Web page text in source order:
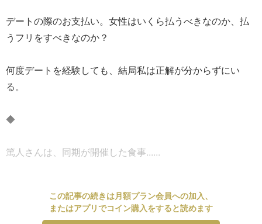
デートの際のお支払い。女性はいくら払うべきなのか、払
うフリをすべきなのか？
何度デートを経験しても、結局私は正解が分からずにい
る。
◆
篤人さんは、同期が開催した食事......
この記事の続きは月額プラン会員への加入、
またはアプリでコイン購入をすると読めます